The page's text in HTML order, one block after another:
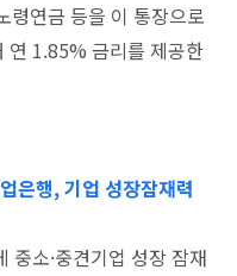
령연금 등을 이 통장으로
연 1.85% 금리를 제공한
은행, 기업 성장잠재력
중소·중견기업 성장 잠재